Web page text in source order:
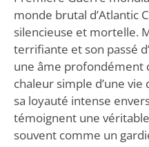
monde brutal d’Atlantic
silencieuse et mortelle.
terrifiante et son passé
une âme profondément
chaleur simple d’une
sa loyauté intense
témoignent une
souvent comme un